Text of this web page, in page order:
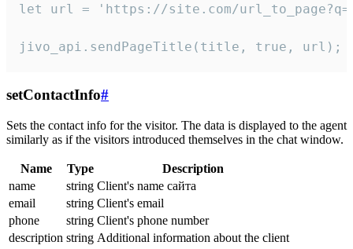
let url = 'https://site.com/
jivo_api.sendPageTitle(title, true, url);
setContactInfo#
Sets the contact info for the visitor. The data is displayed to the agent
similarly as if the visitors introduced themselves in the chat window.
Name Type
Description
name
string Client's name сайта
email
string Client's email
phone
string Client's phone number
description string Additional information about the client